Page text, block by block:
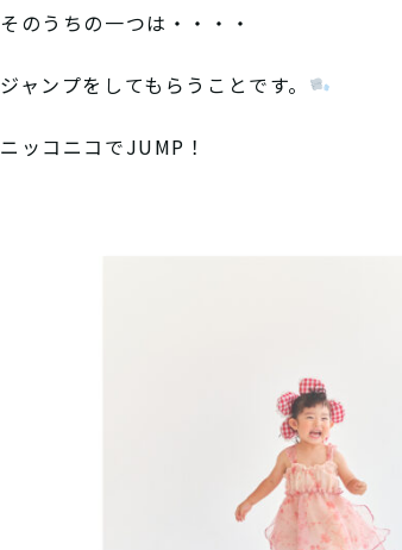
そのうちの一つは・・・・
ジャンプをしてもらうことです。
ニッコニコでJUMP！